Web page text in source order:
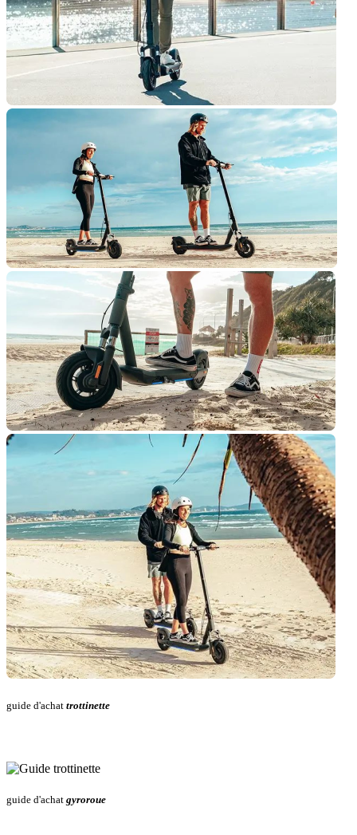
guide d'achat trottinette
guide d'achat gyroroue